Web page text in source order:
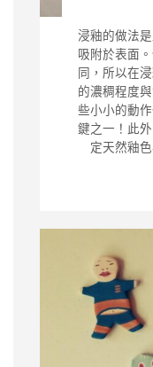
的濃稠程度
些小小的動
鍵之一！此
定天然釉